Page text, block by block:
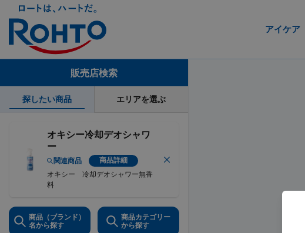
アイケア
販売店検索
探したい商品 エリアを選ぶ
オキシー冷却デオシャワ
ー
関連商品
商品詳細
オキシー 冷却デオシャワー無香
料
商品（ブランド）
名から探す
商品カテゴリー
から探す